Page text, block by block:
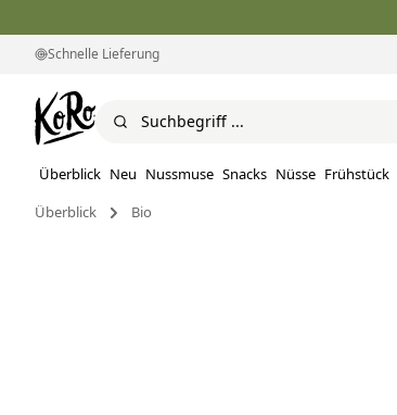
Schnelle Lieferung
Überblick Neu Nussmuse Snacks Nüsse Frühstück
Überblick
Bio